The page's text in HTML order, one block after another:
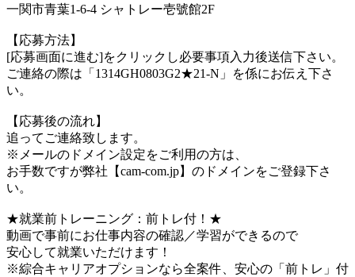
一関市青葉1-6-4 シャトレー壱號館2F
【応募方法】
[応募画面に進む]をクリックし必要事項入力後送信下さい。
ご連絡の際は「1314GH0803G2★21-N」を係にお伝え下さ
い。
【応募後の流れ】
追ってご連絡致します。
※メールのドメイン設定をご利用の方は、
お手数ですが弊社【cam-com.jp】のドメインをご登録下さ
い。
★就業前トレーニング：前トレ付！★
動画で事前にお仕事内容の確認／学習ができるので
安心して就業いただけます！
※綜合キャリアオプションなら全案件、安心の「前トレ」付